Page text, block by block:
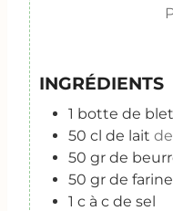
INGRÉDIENTS
1 botte de
50 cl de lait
50 gr de
50 gr de farine
1 c à c de sel